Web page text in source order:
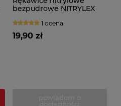
bezpudrowe NITRYLEX
1 ocena
19,90 zł